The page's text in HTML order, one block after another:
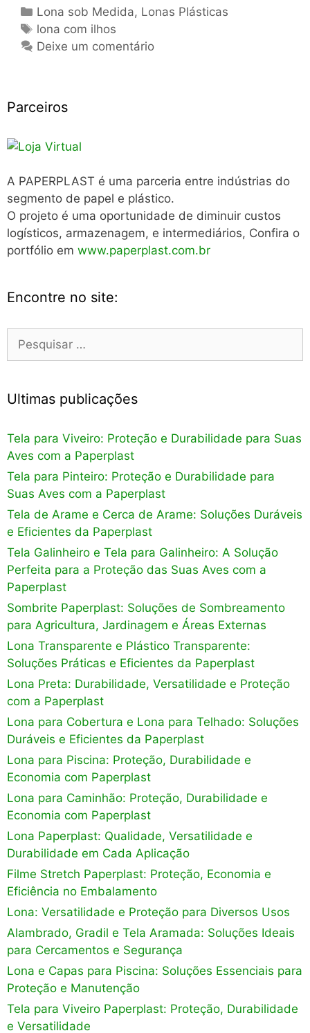
Categorias
Lona sob Medida, Lonas Plásticas
Tags
lona com ilhos
Deixe um comentário
Parceiros
A PAPERPLAST é uma parceria entre indústrias do
segmento de papel e plástico.
O projeto é uma oportunidade de diminuir custos
logísticos, armazenagem, e intermediários, Confira o
portfólio em www.paperplast.com.br
Encontre no site:
Pesquisar
Ultimas publicações
Tela para Viveiro: Proteção e Durabilidade para Suas
Aves com a Paperplast
Tela para Pinteiro: Proteção e Durabilidade para
Suas Aves com a Paperplast
Tela de Arame e Cerca de Arame: Soluções Duráveis
e Eficientes da Paperplast
Tela Galinheiro e Tela para Galinheiro: A Solução
Perfeita para a Proteção das Suas Aves com a
Paperplast
Sombrite Paperplast: Soluções de Sombreamento
para Agricultura, Jardinagem e Áreas Externas
Lona Transparente e Plástico Transparente:
Soluções Práticas e Eficientes da Paperplast
Lona Preta: Durabilidade, Versatilidade e Proteção
com a Paperplast
Lona para Cobertura e Lona para Telhado: Soluções
Duráveis e Eficientes da Paperplast
Lona para Piscina: Proteção, Durabilidade e
Economia com Paperplast
Lona para Caminhão: Proteção, Durabilidade e
Economia com Paperplast
Lona Paperplast: Qualidade, Versatilidade e
Durabilidade em Cada Aplicação
Filme Stretch Paperplast: Proteção, Economia e
Eficiência no Embalamento
Lona: Versatilidade e Proteção para Diversos Usos
Alambrado, Gradil e Tela Aramada: Soluções Ideais
para Cercamentos e Segurança
Lona e Capas para Piscina: Soluções Essenciais para
Proteção e Manutenção
Tela para Viveiro Paperplast: Proteção, Durabilidade
e Versatilidade